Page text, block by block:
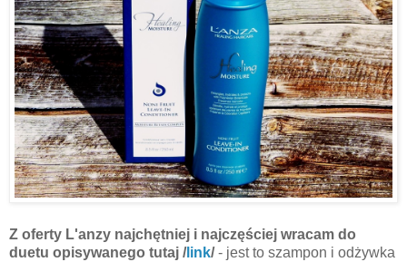
Z oferty L'anzy najchętniej i najczęściej wracam do
duetu opisywanego tutaj /link/- jest to szampon i odżywka